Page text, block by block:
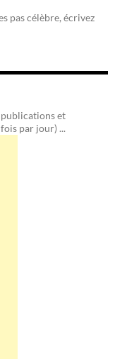
pas célèbre, écrivez
publications et
par jour) ...